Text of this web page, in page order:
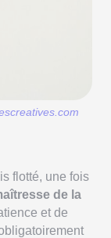
flotté, une fois
de la
et de